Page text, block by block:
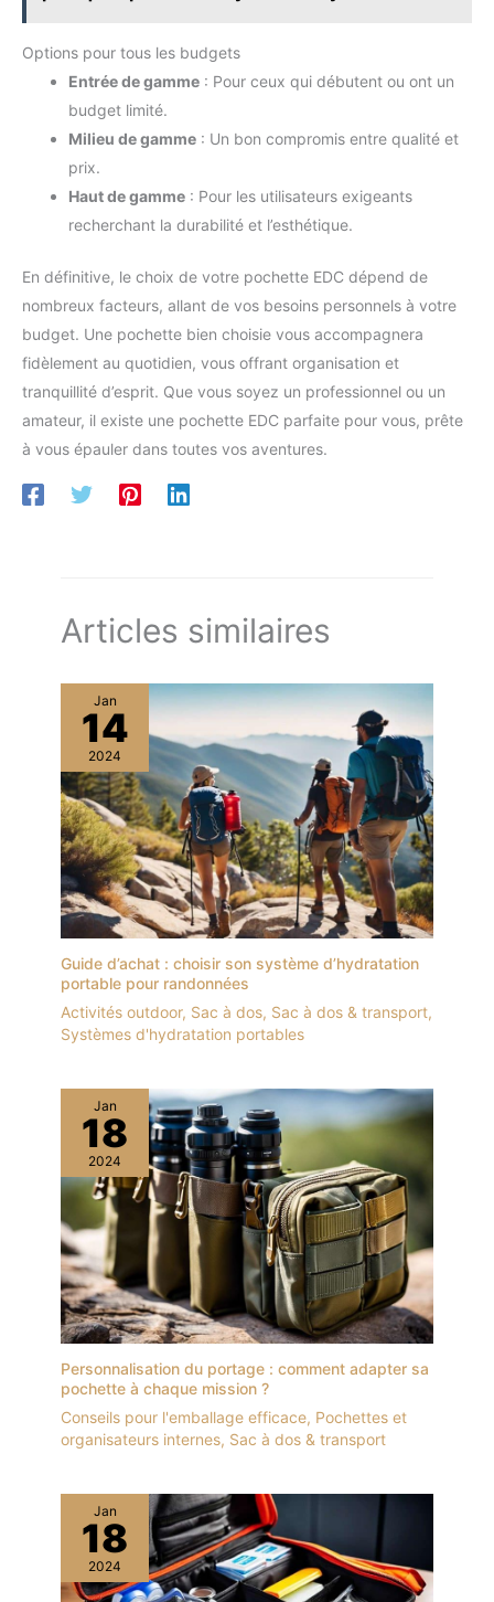
Options pour tous les budgets
Entrée de gamme : Pour ceux qui débutent ou ont un
budget limité.
Milieu de gamme : Un bon compromis entre qualité et
prix.
Haut de gamme : Pour les utilisateurs exigeants
recherchant la durabilité et l’esthétique.
En définitive, le choix de votre pochette EDC dépend de
nombreux facteurs, allant de vos besoins personnels à votre
budget. Une pochette bien choisie vous accompagnera
fidèlement au quotidien, vous offrant organisation et
tranquillité d’esprit. Que vous soyez un professionnel ou un
amateur, il existe une pochette EDC parfaite pour vous, prête
à vous épauler dans toutes vos aventures.
Articles similaires
Jan
14
2024
Guide d’achat : choisir son système d’hydratation
portable pour randonnées
Activités outdoor, Sac à dos, Sac à dos & transport,
Systèmes d'hydratation portables
Jan
18
2024
Personnalisation du portage : comment adapter sa
pochette à chaque mission ?
Conseils pour l'emballage efficace, Pochettes et
organisateurs internes, Sac à dos & transport
Jan
18
2024